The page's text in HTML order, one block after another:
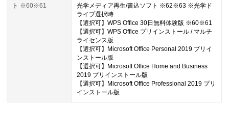
ト ※60※61
光学メディア再生/書込ソフト ※62※63 ※光学ド
ライブ選択時
【選択可】WPS Office 30日無料体験版 ※60※61
【選択可】WPS Office プリインストール / マルチ
ライセンス版
【選択可】Microsoft Office Personal 2019 プリイ
ンストール版
【選択可】Microsoft Office Home and Business
2019 プリインストール版
【選択可】Microsoft Office Professional 2019 プリ
インストール版